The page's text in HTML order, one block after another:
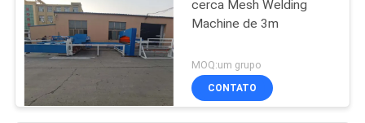
cerca Mesh Welding
Machine de 3m
MOQ:um grupo
CONTATO